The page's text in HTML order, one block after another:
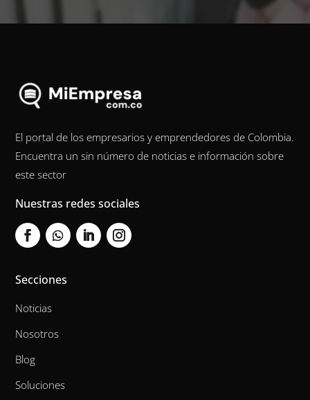
El portal de los empresarios y emprendedores de Colombia.
Encuentra un sin número de noticias e información sobre
este sector
Nuestras redes sociales
Secciones
Noticias
Nosotros
Blog
Soluciones